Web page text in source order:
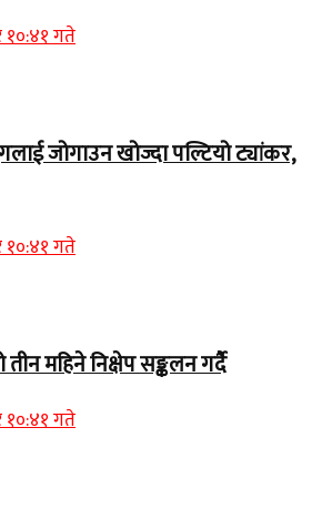
१०:४१ गते
जोगाउन खोज्दा पल्टियो ट्यांकर,
१०:४१ गते
महिने निक्षेप सङ्कलन गर्दै
१०:४१ गते